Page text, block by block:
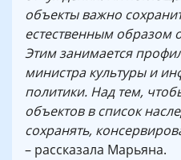
объекты важно
естественным образом
Этим занимается
министра культуры и
политики. Над тем,
объектов в список
сохранять,
– рассказала Марьяна.